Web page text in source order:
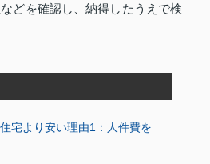
どを確認し、納得したうえで検
宅より安い理由1：人件費を